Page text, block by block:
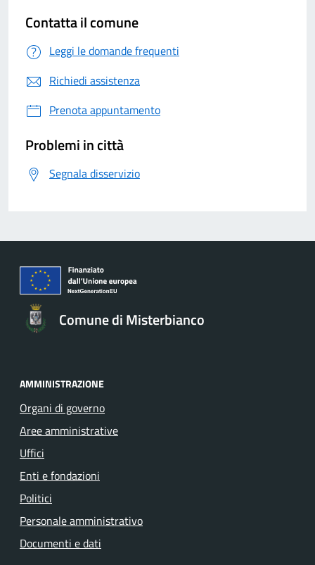
Contatta il comune
Leggi le domande frequenti
Richiedi assistenza
Prenota appuntamento
Problemi in città
Segnala disservizio
Comune di Misterbianco
AMMINISTRAZIONE
Organi di governo
Aree amministrative
Uffici
Enti e fondazioni
Politici
Personale amministrativo
Documenti e dati